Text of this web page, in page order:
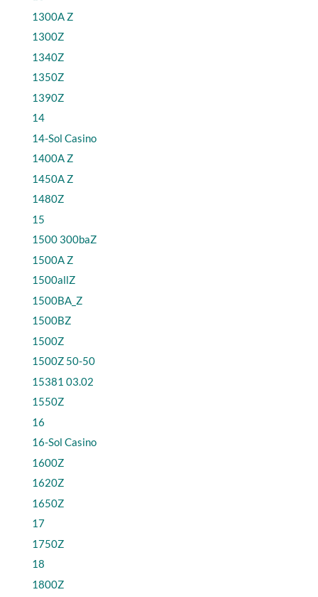
1300A Z
1300Z
1340Z
1350Z
1390Z
14
14-Sol Casino
1400A Z
1450A Z
1480Z
15
1500 300baZ
1500A Z
1500allZ
1500BA_Z
1500BZ
1500Z
1500Z 50-50
15381 03.02
1550Z
16
16-Sol Casino
1600Z
1620Z
1650Z
17
1750Z
18
1800Z